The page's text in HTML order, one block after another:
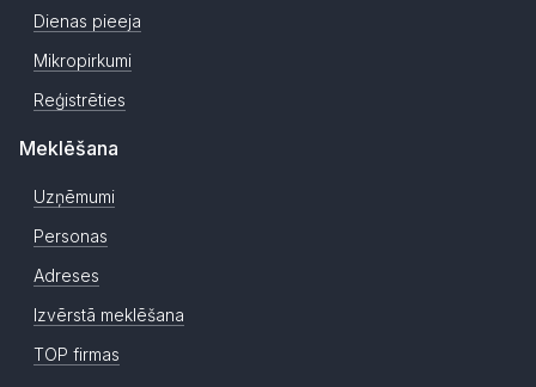
Dienas pieeja
Mikropirkumi
Reģistrēties
Meklēšana
Uzņēmumi
Personas
Adreses
Izvērstā meklēšana
TOP firmas